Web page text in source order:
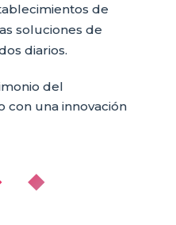
de
soluciones de
diarios.
del
con una innovación
◆